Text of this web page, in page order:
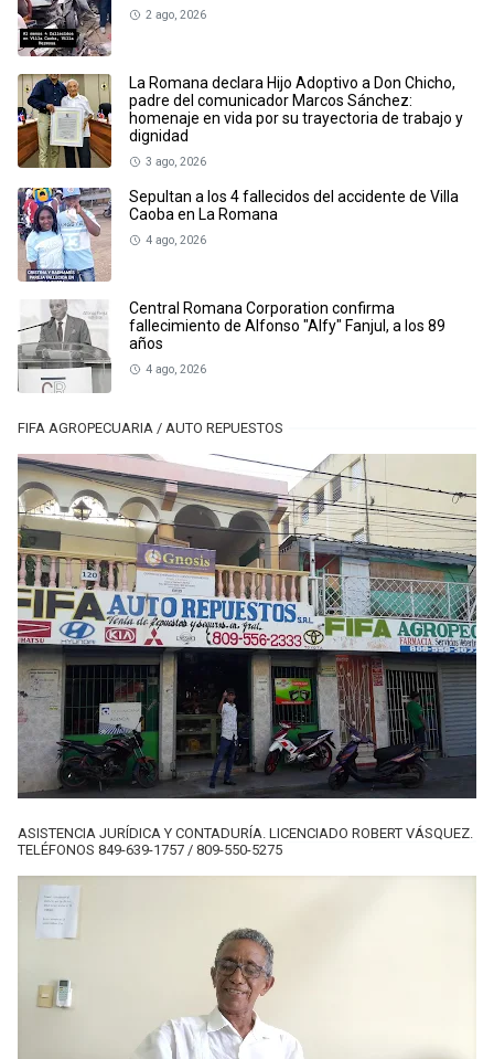
2 ago, 2026
La Romana declara Hijo Adoptivo a Don Chicho,
padre del comunicador Marcos Sánchez:
homenaje en vida por su trayectoria de trabajo y
dignidad
3 ago, 2026
Sepultan a los 4 fallecidos del accidente de Villa
Caoba en La Romana
4 ago, 2026
Central Romana Corporation confirma
fallecimiento de Alfonso "Alfy" Fanjul, a los 89
años
4 ago, 2026
FIFA AGROPECUARIA / AUTO REPUESTOS
ASISTENCIA JURÍDICA Y CONTADURÍA. LICENCIADO ROBERT VÁSQUEZ.
TELÉFONOS 849-639-1757 / 809-550-5275